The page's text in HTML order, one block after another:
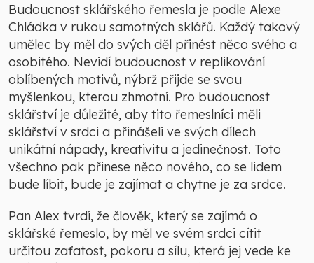
Budoucnost sklářského řemesla je podle Alexe
Chládka v rukou samotných sklářů. Každý takový
umělec by měl do svých děl přinést něco svého a
osobitého. Nevidí budoucnost v replikování
oblíbených motivů, nýbrž přijde se svou
myšlenkou, kterou zhmotní. Pro budoucnost
sklářství je důležité, aby tito řemeslníci měli
sklářství v srdci a přinášeli ve svých dílech
unikátní nápady, kreativitu a jedinečnost. Toto
všechno pak přinese něco nového, co se lidem
bude líbit, bude je zajímat a chytne je za srdce.
Pan Alex tvrdí, že člověk, který se zajímá o
sklářské řemeslo, by měl ve svém srdci cítit
určitou zaťatost, pokoru a sílu, která jej vede ke